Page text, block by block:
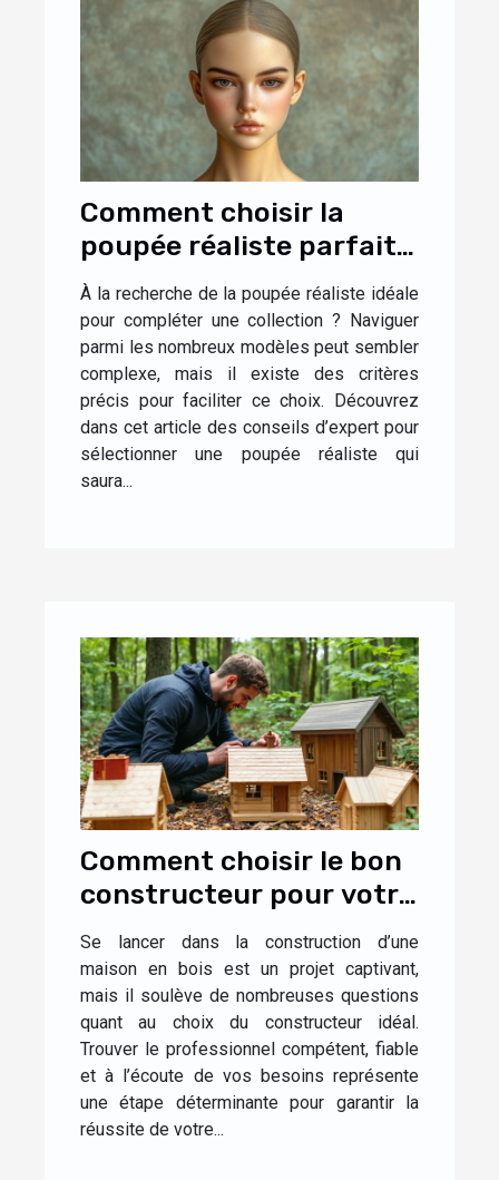
Comment choisir la
poupée réaliste parfaite
pour votre collection ?
À la recherche de la poupée réaliste idéale
pour compléter une collection ? Naviguer
parmi les nombreux modèles peut sembler
complexe, mais il existe des critères
précis pour faciliter ce choix. Découvrez
dans cet article des conseils d’expert pour
sélectionner une poupée réaliste qui
saura...
Comment choisir le bon
constructeur pour votre
maison en bois ?
Se lancer dans la construction d’une
maison en bois est un projet captivant,
mais il soulève de nombreuses questions
quant au choix du constructeur idéal.
Trouver le professionnel compétent, fiable
et à l’écoute de vos besoins représente
une étape déterminante pour garantir la
réussite de votre...